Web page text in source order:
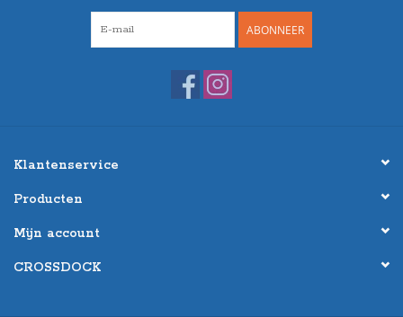
ABONNEER
Klantenservice
Producten
Mijn account
CROSSDOCK